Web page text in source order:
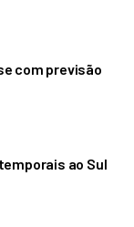
com previsão
ao Sul